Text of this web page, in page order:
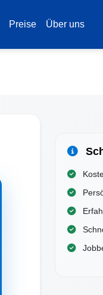
Preise Über uns